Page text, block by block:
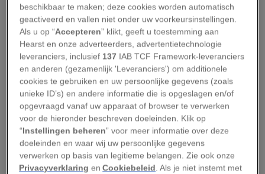
omvat, bestaat uit drie sterren. Daarentegen is
de Ster van Barnard een kleine rode dwerg die
ouder en ongeveer zesmaal kleiner is dan onze
zon. De ster is zonder een redelijke telescoop
niet zichtbaar en werd dan ook pas in 1916
ontdekt.
Toch figureert deze verborgen speldenprik van
licht al vele jaren in de avontuurlijke wereld van
de sciencefiction en heeft hij astronomen sinds
de jaren zestig van de vorige eeuw doen dromen
beschikbaar te maken; deze cookies worden automatisch
geactiveerd en vallen niet onder uw voorkeursinstellingen.
Als u op “Accepteren” klikt, geeft u toestemming aan
Hearst en onze adverteerders, advertentietechnologie
leveranciers, inclusief 137 IAB TCF Framework-leveranciers
en anderen (gezamenlijk 'Leveranciers') om additionele
cookies te gebruiken en uw persoonlijke gegevens (zoals
unieke ID’s) en andere informatie die is opgeslagen en/of
opgevraagd vanaf uw apparaat of browser te verwerken
voor de hieronder beschreven doeleinden. Klik op
“Instellingen beheren” voor meer informatie over deze
doeleinden en waar wij uw persoonlijke gegevens
verwerken op basis van legitieme belangen. Zie ook onze
Privacyverklaring enCookiebeleid. Als je niet instemt met